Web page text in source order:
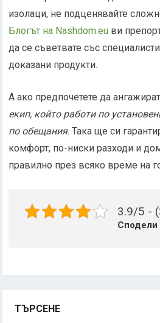
изолаци, не подценявайте
Блогът на Nashdom.eu ви
да се съветвате със
доказани продукти.
А ако предпочетете да
екип, който работи по
по обещания. Така ще си
комфорт, по-ниски разходи и
правилно през всяко време на
3.9/5 -
Сподели
ТЪРСЕНЕ